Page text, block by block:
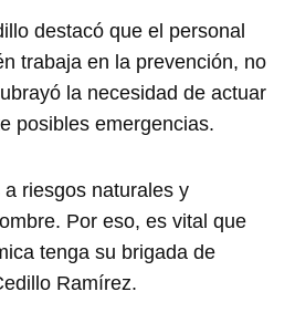
destacó que el personal
trabaja en la prevención, no
la necesidad de actuar
posibles emergencias.
a riesgos naturales y
Por eso, es vital que
tenga su brigada de
Ramírez.